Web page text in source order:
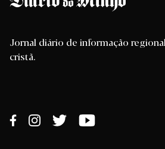
Jornal diário de informação
cristã.